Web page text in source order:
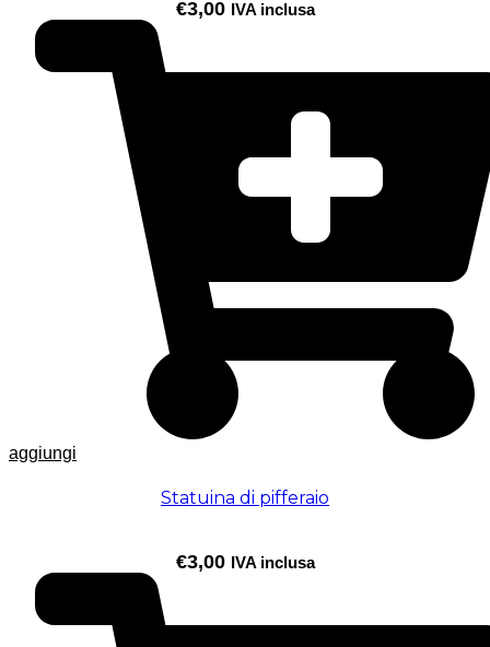
€3,00 IVA inclusa
aggiungi
Statuina di pifferaio
€3,00 IVA inclusa